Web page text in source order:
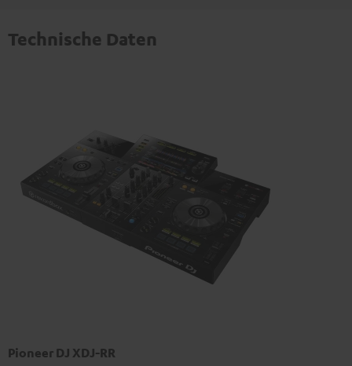
Technische Daten
Pioneer DJ XDJ-RR